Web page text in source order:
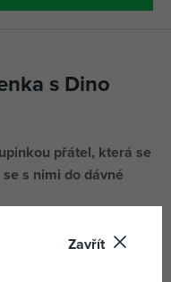
s Dino
přátel, která se
s nimi do dávné
postavičkami
přátelskými
Zavřít